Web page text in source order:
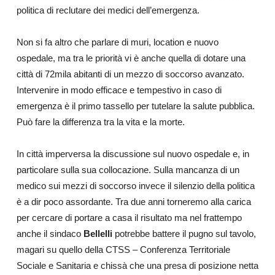
politica di reclutare dei medici dell’emergenza.
Non si fa altro che parlare di muri, location e nuovo
ospedale, ma tra le priorità vi è anche quella di dotare una
città di 72mila abitanti di un mezzo di soccorso avanzato.
Intervenire in modo efficace e tempestivo in caso di
emergenza è il primo tassello per tutelare la salute pubblica.
Può fare la differenza tra la vita e la morte.
In città imperversa la discussione sul nuovo ospedale e, in
particolare sulla sua collocazione. Sulla mancanza di un
medico sui mezzi di soccorso invece il silenzio della politica
è a dir poco assordante. Tra due anni torneremo alla carica
per cercare di portare a casa il risultato ma nel frattempo
anche il sindaco Bellellipotrebbe battere il pugno sul tavolo,
magari su quello della CTSS – Conferenza Territoriale
Sociale e Sanitaria e chissà che una presa di posizione netta